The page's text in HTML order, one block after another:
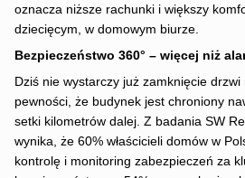
oznacza niższe rachunki i większy
dziecięcym, w domowym biurze.
Bezpieczeństwo 360° – więcej niż
Dziś nie wystarczy już zamknięcie
pewności, że budynek jest chroniony
setki kilometrów dalej. Z badania SW
wynika, że 60% właścicieli domów w
kontrolę i monitoring zabezpieczeń za